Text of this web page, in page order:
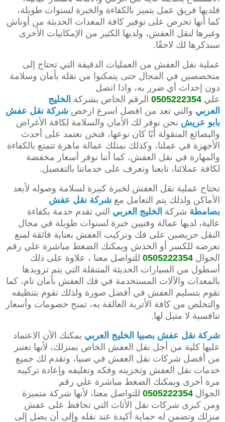
فلديها فريق عمل يتميز بالكفاءة والخبرة لسنوات طويلة،
كما أنها تحرص على توفير كافة المعدات الحديثة من أوناش
وغيرها لنقل العفش، ولديها الكثير من الإمكانيات الأخرى
سنذكرها لك لاحقًا.
عملية نقل العفش من العمليات الدقيقة التي تحتاج إلى
متخصصين في المجال حتى يتمكنوا من نقله بأمان وسلامة
دون إحداث أي ضرر به، واذا اتصل
علي 0505222354 الرقم الخاص بشركة الخليج
العربي والتي تعد من افضل اسرع ارخص شركة نقل عفش
بابو عريش نحن نوفر لك الأمان والسلامة لكافة الأغراض
والبضائع المنقولة أيًا كان نوعها، فنحن نعتمد على أحدث
الأجهزة في عملنا، وكذلك نمتلك عمالة ماهرة تتمتع بالكفاءة
والمهارة في نقل العفش، كما أننا نوفر أسعار مخفضة
لكافة عملائنا، تابعنا وتعرف على خدماتنا بالتفصيل.
تحتاج عملية نقل العفش لخبرة كبيرة لسلامة وصوله لأبعد
الأماكن ولذلك يتم التعامل مع شركة نقل عفش
بصامطة شركة الخليج العربي التي تقدم خدمة بكفاءة
عالية، لديها عمالة وفنيين خبرة لسنوات طويلة في مجال
النقل حريصين على فك وتركيب العفش بعناية فائقة لمنع
تعرضه للكسر أو الخدش ويمكنك الضغط مباشرة علي رقم
الجوال 0505222354 للتواصل معنا ، علاوة على ذلك
أسطول من السيارات الحديثة المتنقلة التي يتم تزويدها
بالمعدات والآلات المستخدمة في فك العفش بآمان تام، كما
تقوم بتسليم العفش في أفضل صورة ولذلك تقوم بتنظيفه
والتخلص من كافة الأتربة العالقة به، تمنح خصومات وأسعار
تنافسية لا مثيل لها.
شركة نقل عفش بصبيا الخليج العربي يمكنك الآن الاعتماد
عليها كلية من أجل نقل العفش الخاص بمنزلك، لأنها تعتبر
من أفضل شركات نقل العفش في صبيا، وتقدم لك جميع
خدمات نقل العفش وتخزينه وفكه وتغليفه وإعادة تركيبه
مرة أخرى ويمكنك الضغط مباشرة علي رقم
الجوال 0505222354 للتواصل معنا، لأنها شركة متميزة
ومن كبرى شركات نقل الأثاث التي تحافظ على عفش
منزلك وتضمن له حماية أكيدة عند نقله وإلى أن يصل إلى